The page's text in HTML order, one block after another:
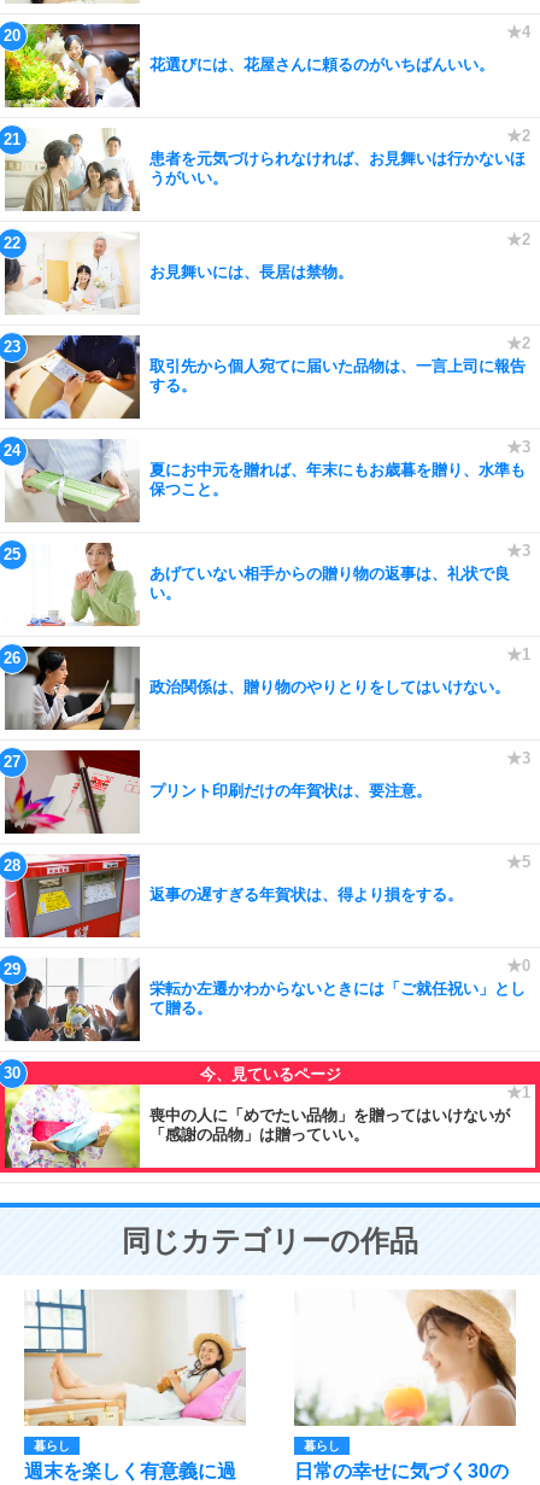
花選びには、花屋さんに頼るのがいちばんいい。
患者を元気づけられなければ、お見舞いは行かないほ
うがいい。
お見舞いには、長居は禁物。
取引先から個人宛てに届いた品物は、一言上司に報告
する。
夏にお中元を贈れば、年末にもお歳暮を贈り、水準も
保つこと。
あげていない相手からの贈り物の返事は、礼状で良
い。
政治関係は、贈り物のやりとりをしてはいけない。
プリント印刷だけの年賀状は、要注意。
返事の遅すぎる年賀状は、得より損をする。
栄転か左遷かわからないときには「ご就任祝い」とし
て贈る。
喪中の人に「めでたい品物」を贈ってはいけないが
「感謝の品物」は贈っていい。
同じカテゴリーの作品
暮らし
週末を楽しく有意義に過
暮らし
日常の幸せに気づく30の